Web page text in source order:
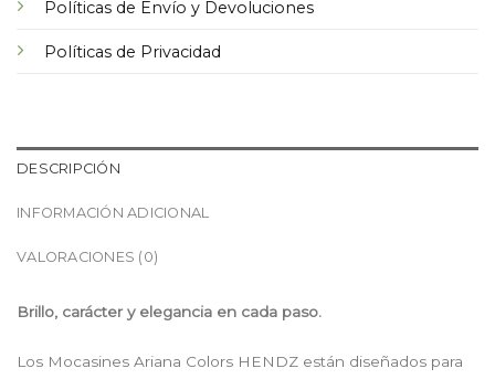
Políticas de Envío y Devoluciones
Políticas de Privacidad
DESCRIPCIÓN
INFORMACIÓN ADICIONAL
VALORACIONES (0)
Brillo, carácter y elegancia en cada paso.
Los Mocasines Ariana Colors HENDZ están diseñados para